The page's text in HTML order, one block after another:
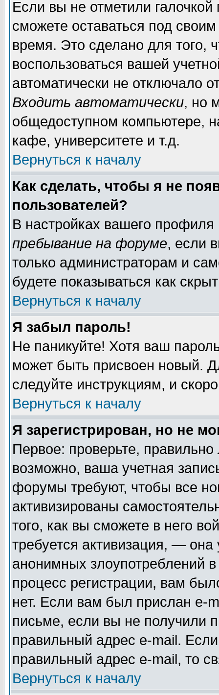
Если вы не отметили галочкой
сможете оставаться под
время. Это сделано для того,
воспользоваться вашей
автоматически не отключало
Входить автоматически, но
общедоступном компьютере,
кафе, университете и т.д.
Вернуться к началу
Как сделать, чтобы я не
пользователей?
В настройках вашего
пребывание на форуме, если
только администраторам и
будете показываться как
Вернуться к началу
Я забыл пароль!
Не паникуйте! Хотя ваш
может быть присвоен новый.
следуйте инструкциям, и
Вернуться к началу
Я зарегистрирован, но не
Первое: проверьте,
возможно, ваша учетная
форумы требуют, чтобы все
активизированы
того, как вы сможете в него
требуется активизация, —
анонимных злоупотреблений
процесс регистрации, вам
нет. Если вам был прислан e-
письме, если вы не получили
правильный адрес e-mail.
правильный адрес e-mail, то
Вернуться к началу